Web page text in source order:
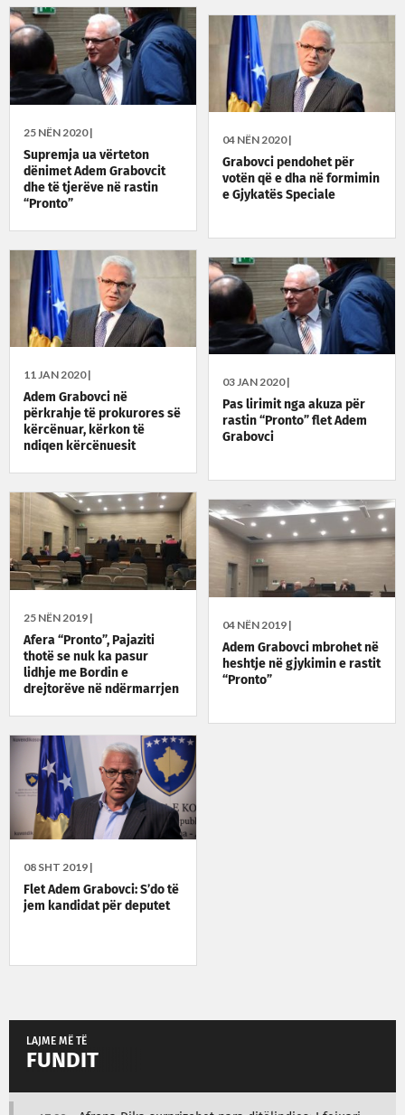
25 NËN 2020 |
Supremja ua vërteton
dënimet Adem Grabovcit
dhe të tjerëve në rastin
“Pronto”
04 NËN 2020 |
Grabovci pendohet për
votën që e dha në formimin
e Gjykatës Speciale
11 JAN 2020 |
Adem Grabovci në
përkrahje të prokurores së
kërcënuar, kërkon të
ndiqen kërcënuesit
03 JAN 2020 |
Pas lirimit nga akuza për
rastin “Pronto” flet Adem
Grabovci
25 NËN 2019 |
Afera “Pronto”, Pajaziti
thotë se nuk ka pasur
lidhje me Bordin e
drejtorëve në ndërmarrjen
04 NËN 2019 |
Adem Grabovci mbrohet në
heshtje në gjykimin e rastit
“Pronto”
08 SHT 2019 |
Flet Adem Grabovci: S’do të
jem kandidat për deputet
LAJME MË TË
FUNDIT